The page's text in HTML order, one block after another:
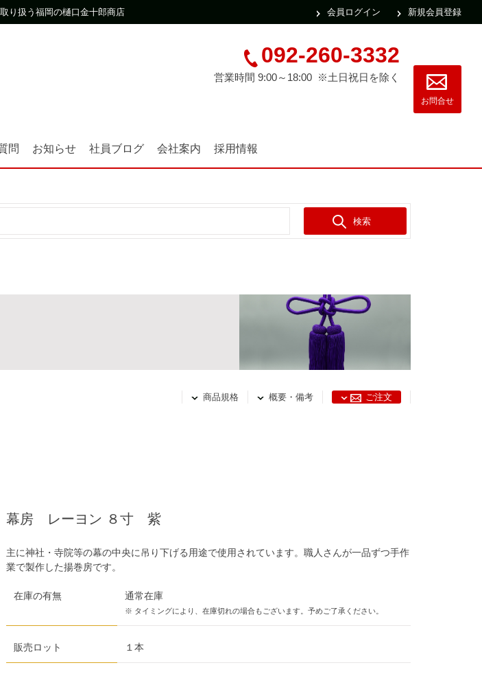
り扱う福岡の樋口金十郎商店 会員ログイン 新規会員登録
092-260-3332
営業時間 9:00～18:00 ※土日祝日を除く
お問合せ
問 お知らせ 社員ブログ 会社案内 採用情報
検索
商品規格 概要・備考 ご注文
幕房 レーヨン ８寸 紫
主に神社・寺院等の幕の中央に吊り下げる用途で使用されています。職人さんが一品ずつ手作
業で製作した揚巻房です。
在庫の有無 通常在庫
※ タイミングにより、在庫切れの場合もございます。予めご了承ください。
販売ロット １本